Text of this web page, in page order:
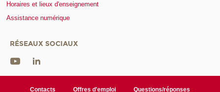
Horaires et lieux d'enseignement
Assistance numérique
RÉSEAUX SOCIAUX
Contacts Offres d'emploi Questions/réponses